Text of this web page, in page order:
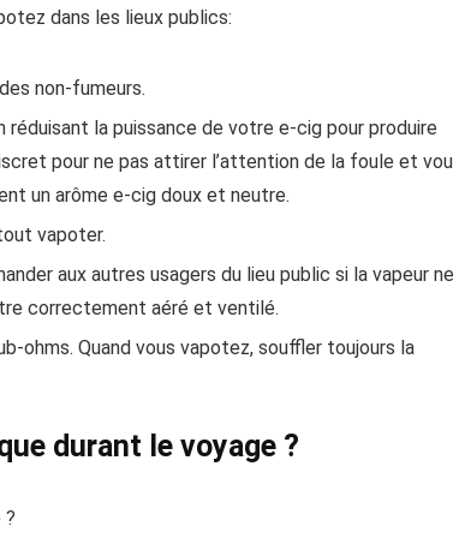
dans les lieux publics:
non-fumeurs.
la puissance de votre e-cig pour produire
pour ne pas attirer l’attention de la foule et
un arôme e-cig doux et neutre.
vapoter.
aux autres usagers du lieu public si la vapeur ne
correctement aéré et ventilé.
ohms. Quand vous vapotez, souffler toujours la
durant le voyage ?